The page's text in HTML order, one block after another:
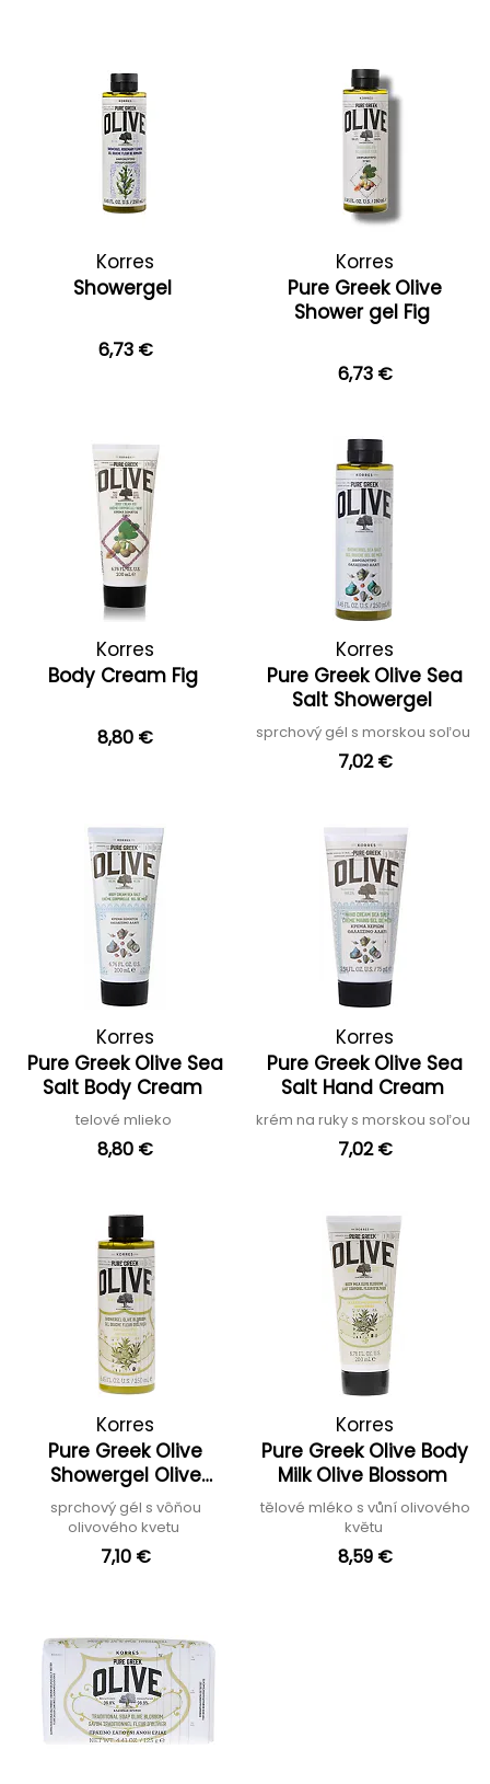
Korres
Showergel
6,73 €
Korres
Pure Greek Olive
Shower gel Fig
6,73 €
Korres
Body Cream Fig
8,80 €
Korres
Pure Greek Olive Sea
Salt Showergel
sprchový gél s morskou soľou
7,02 €
Korres
Pure Greek Olive Sea
Salt Body Cream
telové mlieko
8,80 €
Korres
Pure Greek Olive Sea
Salt Hand Cream
krém na ruky s morskou soľou
7,02 €
Korres
Pure Greek Olive
Showergel Olive
Blossom
sprchový gél s vôňou
olivového kvetu
7,10 €
Korres
Pure Greek Olive Body
Milk Olive Blossom
tělové mléko s vůní olivového
květu
8,59 €